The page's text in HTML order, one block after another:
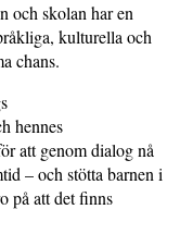
och skolan har en
kulturella och
chans.
hennes
att genom dialog nå
– och stötta barnen i
på att det finns